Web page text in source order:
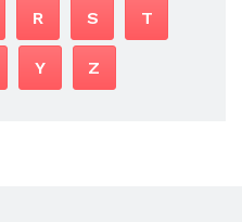
R S T
Y Z